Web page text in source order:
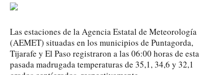
Las estaciones de la Agencia Estatal de Meteorología
(AEMET) situadas en los municipios de Puntagorda,
Tijarafe y El Paso registraron a las 06:00 horas de esta
pasada madrugada temperaturas de 35,1, 34,6 y 32,1